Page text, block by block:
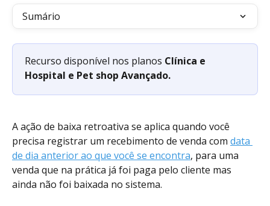
Sumário
Recurso disponível nos planos Clínica e
Hospital e Pet shop Avançado.
A ação de baixa retroativa se aplica quando você
precisa registrar um recebimento de venda com data
de dia anterior ao que você se encontra, para uma
venda que na prática já foi paga pelo cliente mas
ainda não foi baixada no sistema.